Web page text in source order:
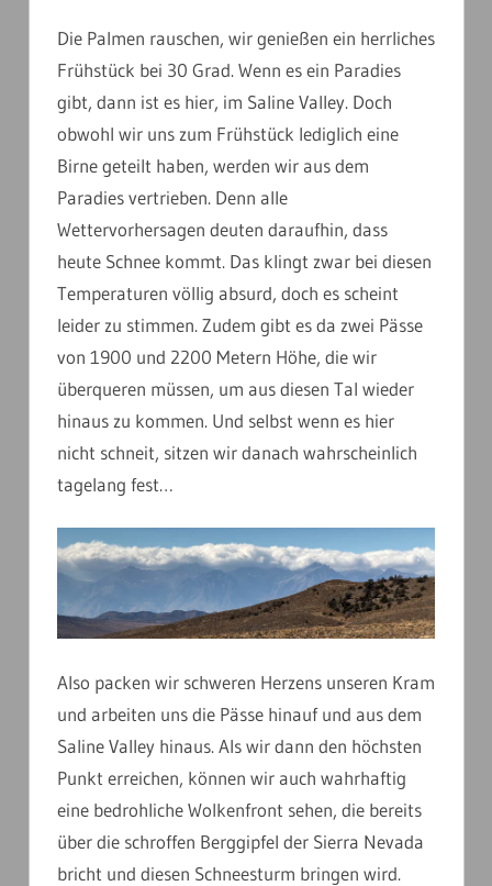
Die Palmen rauschen, wir genießen ein herrliches
Frühstück bei 30 Grad. Wenn es ein Paradies
gibt, dann ist es hier, im Saline Valley. Doch
obwohl wir uns zum Frühstück lediglich eine
Birne geteilt haben, werden wir aus dem
Paradies vertrieben. Denn alle
Wettervorhersagen deuten daraufhin, dass
heute Schnee kommt. Das klingt zwar bei diesen
Temperaturen völlig absurd, doch es scheint
leider zu stimmen. Zudem gibt es da zwei Pässe
von 1900 und 2200 Metern Höhe, die wir
überqueren müssen, um aus diesen Tal wieder
hinaus zu kommen. Und selbst wenn es hier
nicht schneit, sitzen wir danach wahrscheinlich
tagelang fest…
Also packen wir schweren Herzens unseren Kram
und arbeiten uns die Pässe hinauf und aus dem
Saline Valley hinaus. Als wir dann den höchsten
Punkt erreichen, können wir auch wahrhaftig
eine bedrohliche Wolkenfront sehen, die bereits
über die schroffen Berggipfel der Sierra Nevada
bricht und diesen Schneesturm bringen wird.